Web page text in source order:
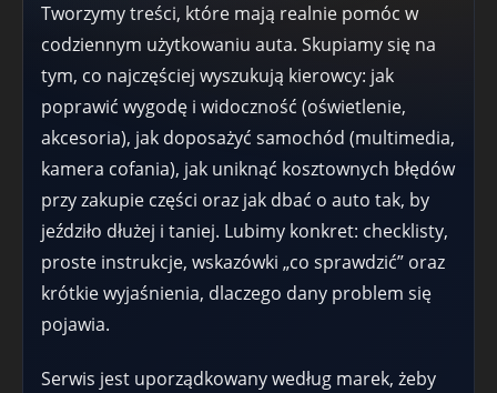
Tworzymy treści, które mają realnie pomóc w
codziennym użytkowaniu auta. Skupiamy się na
tym, co najczęściej wyszukują kierowcy: jak
poprawić wygodę i widoczność (oświetlenie,
akcesoria), jak doposażyć samochód (multimedia,
kamera cofania), jak uniknąć kosztownych błędów
przy zakupie części oraz jak dbać o auto tak, by
jeździło dłużej i taniej. Lubimy konkret: checklisty,
proste instrukcje, wskazówki „co sprawdzić” oraz
krótkie wyjaśnienia, dlaczego dany problem się
pojawia.
Serwis jest uporządkowany według marek, żeby